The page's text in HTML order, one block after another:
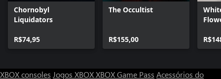
Chornobyl
Liquidators
R$74,95
The Occultist
R$155,00
XBOX consoles Jogos XBOXXBOX Game Pass Acessórios do